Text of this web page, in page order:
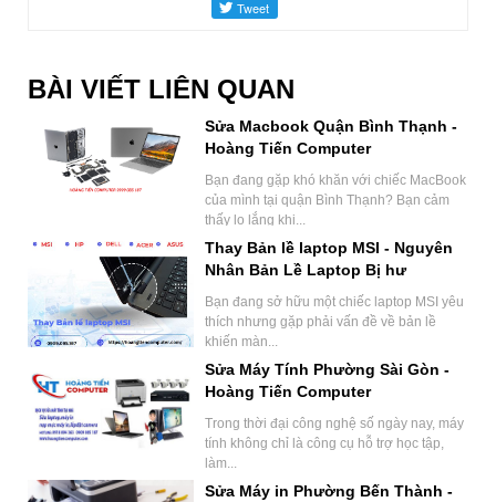
BÀI VIẾT LIÊN QUAN
Sửa Macbook Quận Bình Thạnh -
Hoàng Tiến Computer
Bạn đang gặp khó khăn với chiếc MacBook
của mình tại quận Bình Thạnh? Bạn cảm
thấy lo lắng khi...
Thay Bản lề laptop MSI - Nguyên
Nhân Bản Lề Laptop Bị hư
Bạn đang sở hữu một chiếc laptop MSI yêu
thích nhưng gặp phải vấn đề về bản lề
khiến màn...
Sửa Máy Tính Phường Sài Gòn -
Hoàng Tiến Computer
Trong thời đại công nghệ số ngày nay, máy
tính không chỉ là công cụ hỗ trợ học tập,
làm...
Sửa Máy in Phường Bến Thành -